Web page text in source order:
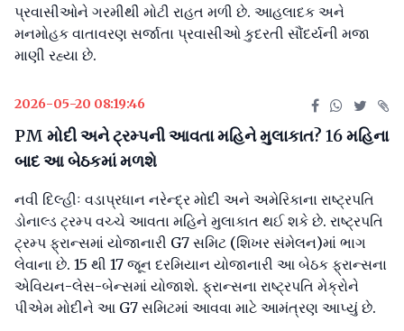
પ્રવાસીઓને ગરમીથી મોટી રાહત મળી છે. આહલાદક અને
મનમોહક વાતાવરણ સર્જાતા પ્રવાસીઓ કુદરતી સૌંદર્યની મજા
માણી રહ્યા છે.
2026-05-20 08:19:46
PM મોદી અને ટ્રમ્પની આવતા મહિને મુલાકાત? 16 મહિના
બાદ આ બેઠકમાં મળશે
નવી દિલ્હીઃ વડાપ્રધાન નરેન્દ્ર મોદી અને અમેરિકાના રાષ્ટ્રપતિ
ડોનાલ્ડ ટ્રમ્પ વચ્ચે આવતા મહિને મુલાકાત થઈ શકે છે. રાષ્ટ્રપતિ
ટ્રમ્પ ફ્રાન્સમાં યોજાનારી G7 સમિટ (શિખર સંમેલન)માં ભાગ
લેવાના છે. 15 થી 17 જૂન દરમિયાન યોજાનારી આ બેઠક ફ્રાન્સના
એવિયન-લેસ-બેન્સમાં યોજાશે. ફ્રાન્સના રાષ્ટ્રપતિ મેક્રોને
પીએમ મોદીને આ G7 સમિટમાં આવવા માટે આમંત્રણ આપ્યું છે.